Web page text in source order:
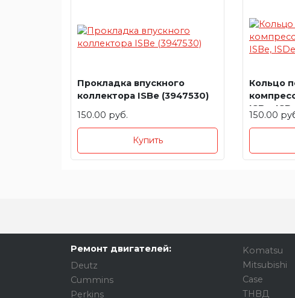
Прокладка впускного
коллектора ISBe (3947530)
150.00 руб.
Купить
Кольцо
ISBe,
150.00
Ремонт двигателей:
Deutz
Cummins
Perkins
Komatsu
Mitsubishi
Case
ТНВД